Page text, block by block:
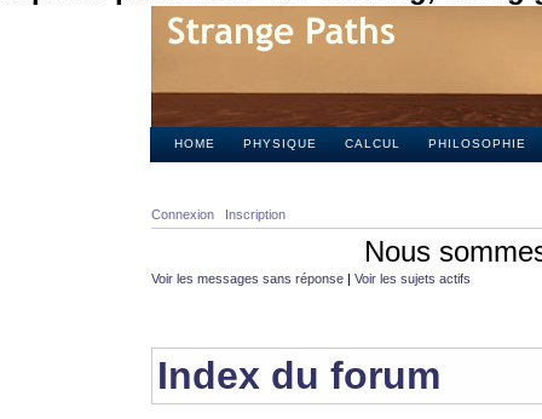
HOME PHYSIQUE CALCUL PHILOSOPHIE
Connexion Inscription
Nous
Voir les messages sans réponse | Voir les sujets actifs
Index du forum